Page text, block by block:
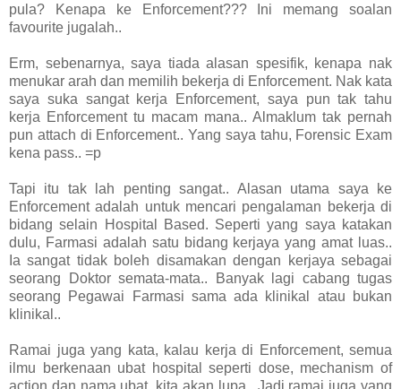
pula? Kenapa ke Enforcement??? Ini memang soalan
favourite jugalah..
Erm, sebenarnya, saya tiada alasan spesifik, kenapa nak
menukar arah dan memilih bekerja di Enforcement. Nak kata
saya suka sangat kerja Enforcement, saya pun tak tahu
kerja Enforcement tu macam mana.. Almaklum tak pernah
pun attach di Enforcement.. Yang saya tahu, Forensic Exam
kena pass.. =p
Tapi itu tak lah penting sangat.. Alasan utama saya ke
Enforcement adalah untuk mencari pengalaman bekerja di
bidang selain Hospital Based. Seperti yang saya katakan
dulu, Farmasi adalah satu bidang kerjaya yang amat luas..
Ia sangat tidak boleh disamakan dengan kerjaya sebagai
seorang Doktor semata-mata.. Banyak lagi cabang tugas
seorang Pegawai Farmasi sama ada klinikal atau bukan
klinikal..
Ramai juga yang kata, kalau kerja di Enforcement, semua
ilmu berkenaan ubat hospital seperti dose, mechanism of
action dan nama ubat, kita akan lupa.. Jadi ramai juga yang